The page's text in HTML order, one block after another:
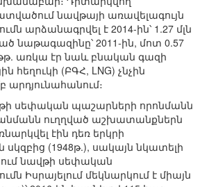
նավթայի առավելագույն
արձանագրվել է 2014-ին՝ 1.27 մլն
նաթագազինը՝ 2011-ին, մոտ 0.57
առկա էր նաև բնական գազի
հեղուկի (ԲԳՀ, LNG) չնչին
արդյունահանում։
սեփական պաշարների որոնմանն
ուղղված աշխատանքներն
էին դեռ երկրի
(1948թ.), սակայն նկատելի
նավթի սեփական
Իսրայելում մեկնարկում է միայն